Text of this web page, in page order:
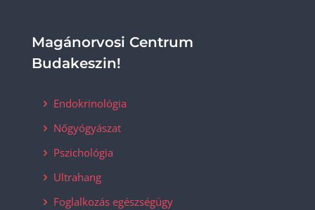
Magánorvosi Centrum
Budakeszin!
Endokrinológia
Nőgyógyászat
Pszichológia
Ultrahang
Foglalkozás egészségügy